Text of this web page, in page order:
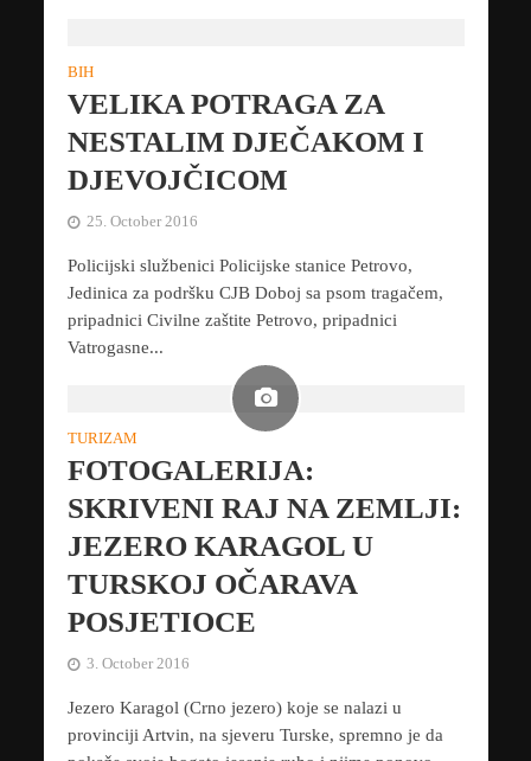
BIH
VELIKA POTRAGA ZA
NESTALIM DJEČAKOM I
DJEVOJČICOM
25. October 2016
Policijski službenici Policijske stanice Petrovo,
Jedinica za podršku CJB Doboj sa psom tragačem,
pripadnici Civilne zaštite Petrovo, pripadnici
Vatrogasne...
TURIZAM
FOTOGALERIJA:
SKRIVENI RAJ NA ZEMLJI:
JEZERO KARAGOL U
TURSKOJ OČARAVA
POSJETIOCE
3. October 2016
Jezero Karagol (Crno jezero) koje se nalazi u
provinciji Artvin, na sjeveru Turske, spremno je da